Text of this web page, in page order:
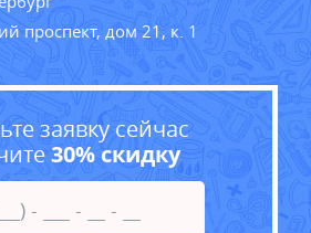
проспект, дом 21, к. 1
заявку сейчас
30% скидку